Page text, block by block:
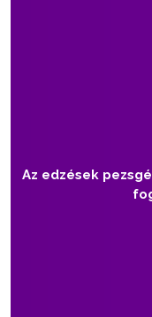
Az edzések